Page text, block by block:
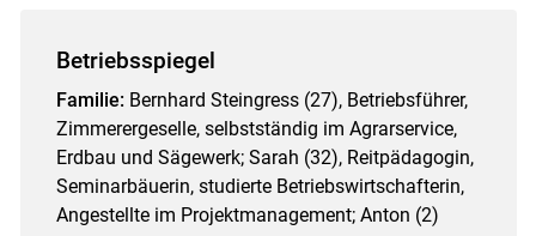
Betriebsspiegel
Familie: Bernhard Steingress (27), Betriebsführer,
Zimmerergeselle, selbstständig im Agrarservice,
Erdbau und Sägewerk; Sarah (32), Reitpädagogin,
Seminarbäuerin, studierte Betriebswirtschafterin,
Angestellte im Projektmanagement; Anton (2)